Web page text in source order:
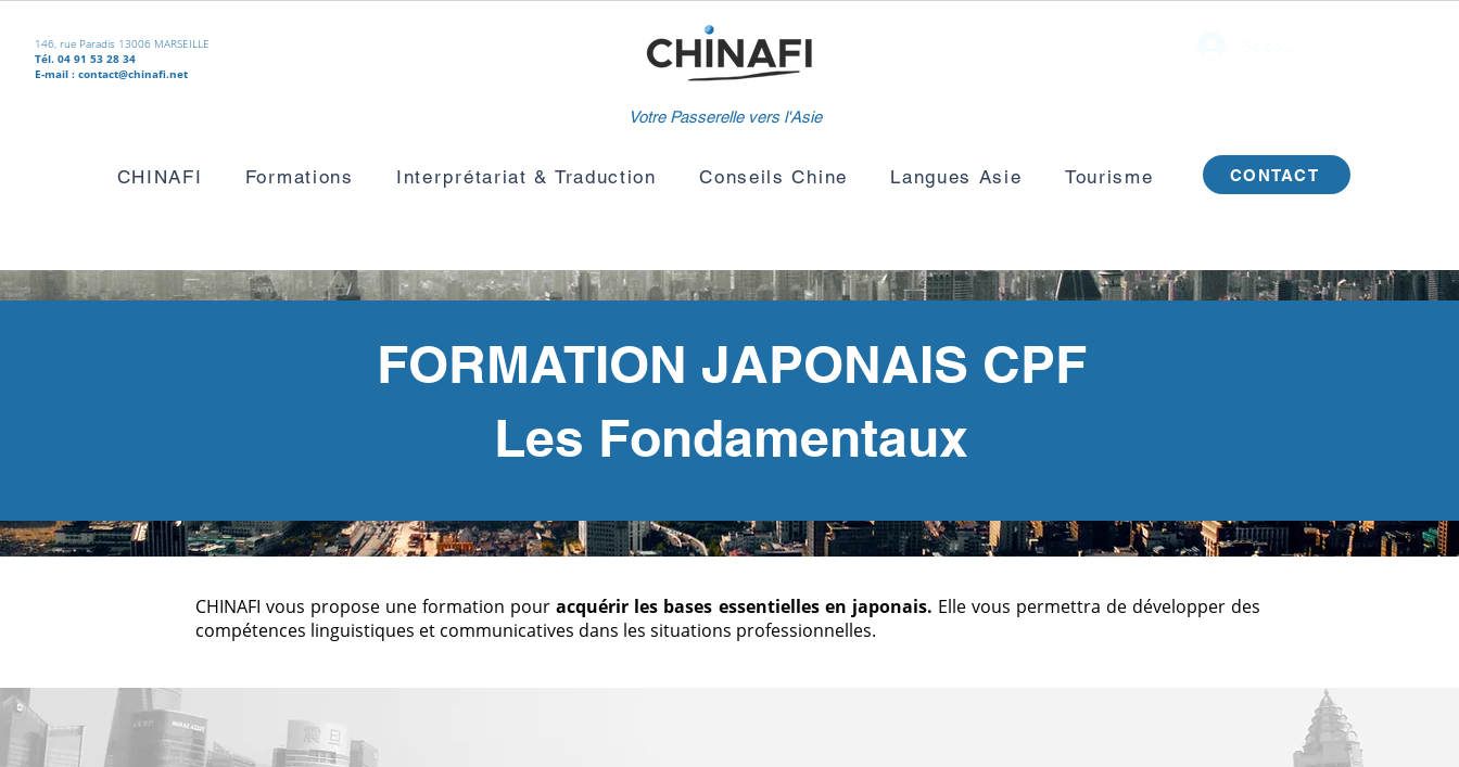
146, rue Paradis 13006 MARSEILLE
Tél. 04 91 53 28 34
E-mail : contact@chinafi.net
Votre Passerelle vers l'Asie
CHINAFI Formations Interprétariat & Traduction Conseils Chine Langues Asie Tourisme CONTACT
FORMATION JAPONAIS CPF
Les Fondamentaux
CHINAFI vous propose une formation pouracquérir les bases essentielles en japonais. Elle vous permettra de développer des
compétences linguistiques et communicatives dans les situations professionnelles.